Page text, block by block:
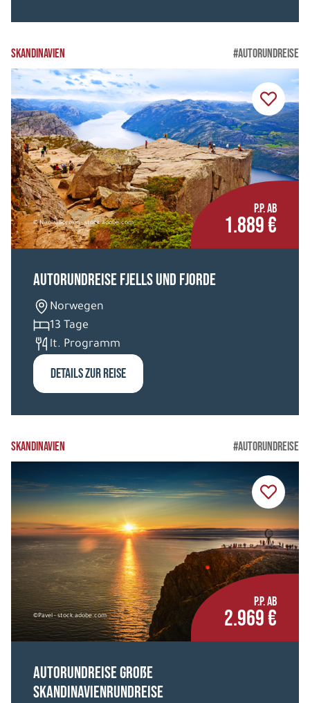
SKANDINAVIEN #AUTORUNDREISE
© Nikolai Sorokin - stock.adobe.com
P.P. AB
1.889 €
Autorundreise Fjells und Fjorde
Norwegen
13 Tage
lt. Programm
DETAILS ZUR REISE
SKANDINAVIEN #AUTORUNDREISE
©Pavel - stock.adobe.com
P.P. AB
2.969 €
Autorundreise Große
Skandinavienrundreise